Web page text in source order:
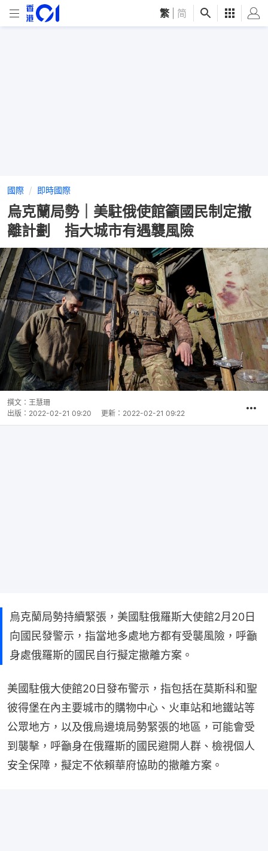
繁 简
國際 即時國際
烏克蘭局勢｜美駐俄使館籲國民制定撤
離計劃 指大城市有遇襲風險
撰文： 王慧珊
出版： 2022-02-21 09:20 更新： 2022-02-21 09:22
烏克蘭局勢持續緊張，美國駐俄羅斯大使館2月20日
向國民發警示，指當地多處地方都有受襲風險，呼籲
身處俄羅斯的國民自行擬定撤離方案。
美國駐俄大使館20日發布警示，指包括在莫斯科和聖
彼得堡在內主要城市的購物中心、火車站和地鐵站等
公眾地方，以及俄烏邊境局勢緊張的地區，可能會受
到襲擊，呼籲身在俄羅斯的國民避開人群、檢視個人
安全保障，擬定不依賴華府協助的撤離方案。